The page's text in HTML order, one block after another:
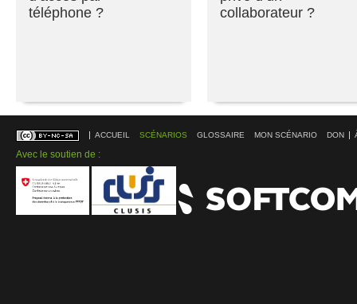
téléphone ?
collaborateur ?
ACCUEIL SCÉNARIOS GLOSSAIRE MON SCÉNARIO DON
Avec le soutien de :